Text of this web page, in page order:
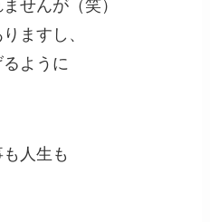
せんが（笑）
ますし、
ように
人生も